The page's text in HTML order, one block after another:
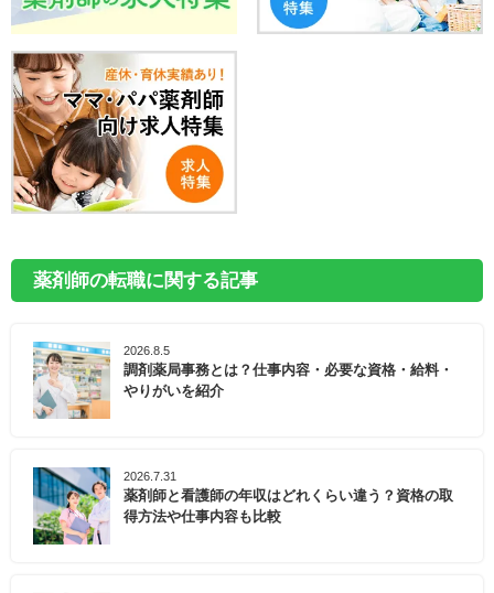
薬剤師の転職に関する記事
2026.8.5
調剤薬局事務とは？仕事内容・必要な資格・給料・
やりがいを紹介
2026.7.31
薬剤師と看護師の年収はどれくらい違う？資格の取
得方法や仕事内容も比較